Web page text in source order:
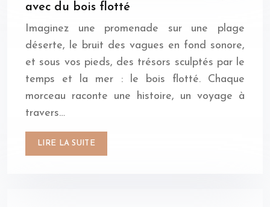
avec du bois flotté
Imaginez une promenade sur une plage
déserte, le bruit des vagues en fond sonore,
et sous vos pieds, des trésors sculptés par le
temps et la mer : le bois flotté. Chaque
morceau raconte une histoire, un voyage à
travers…
LIRE LA SUITE